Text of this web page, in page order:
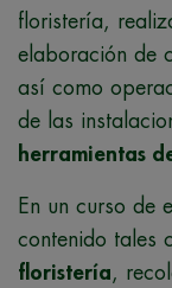
floristería,
elaboración de
así como
de las
herramientas
En un curso de
contenido tales
floristería,